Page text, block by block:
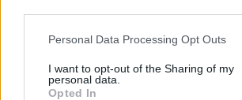
Personal Data Processing Opt Outs
I want to opt-out of the Sharing of my
personal data.
Opted In
Saoedische topclub maakt werk
Moussa: Feyenoord wacht op bod
Mats Deijl neemt definitief afscheid